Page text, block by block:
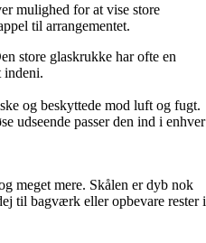
mulighed for at vise store
til arrangementet.
store glaskrukke har ofte en
indeni.
og beskyttede mod luft og fugt.
udseende passer den ind i enhver
meget mere. Skålen er dyb nok
til bagværk eller opbevare rester i